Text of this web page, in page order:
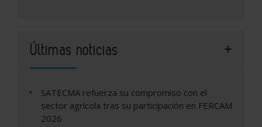
Últimas noticias
SATECMA refuerza su compromiso con el
sector agrícola tras su participación en FERCAM
2026